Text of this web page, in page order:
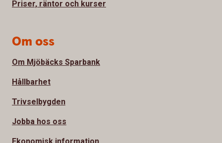
Priser, räntor och kurser
Om oss
Om Mjöbäcks Sparbank
Hållbarhet
Trivselbygden
Jobba hos oss